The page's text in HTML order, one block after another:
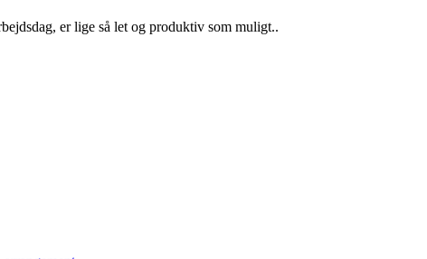
er lige så let og produktiv som muligt..